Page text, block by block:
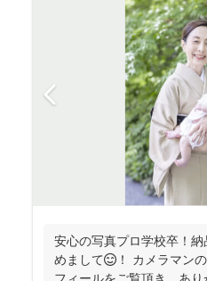
安心の写真プロ学校卒！
めまして😊！ カメラマン
フィールをご覧頂き、あ